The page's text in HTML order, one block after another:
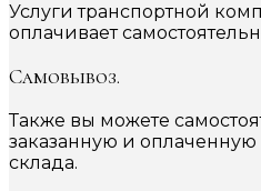
Услуги транспортной
оплачивает
Самовывоз.
Также вы можете
заказанную и
склада.